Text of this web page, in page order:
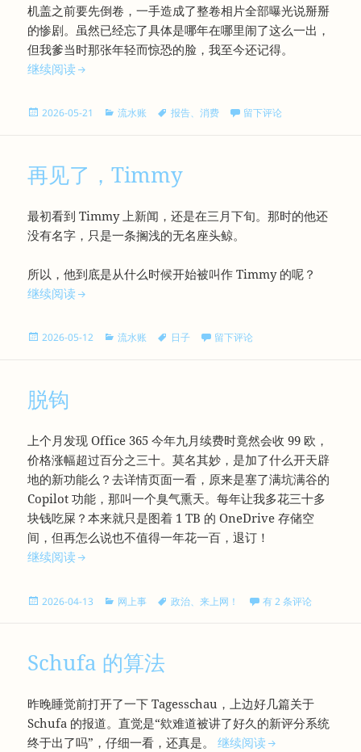
机盖之前要先倒卷，一手造成了整卷相片全部曝光说掰掰
的惨剧。虽然已经忘了具体是哪年在哪里闹了这么一出，
但我爹当时那张年轻而惊恐的脸，我至今还记得。
继续阅读我和照相机
发
2026-05-21
分
流水账
标
报告、消费 于我和照相机
留下评论
再见了，Timmy
最初看到 Timmy 上新闻，还是在三月下旬。那时的他还
没有名字，只是一条搁浅的无名座头鲸。
所以，他到底是从什么时候开始被叫作 Timmy 的呢？
继续阅读再见了，Timmy
发
2026-05-12
分
流水账
标
日子 于再见了，Timmy
留下评论
脱钩
上个月发现 Office 365 今年九月续费时竟然会收 99 欧，
价格涨幅超过百分之三十。莫名其妙，是加了什么开天辟
地的新功能么？去详情页面一看，原来是塞了满坑满谷的
Copilot 功能，那叫一个臭气熏天。每年让我多花三十多
块钱吃屎？本来就只是图着 1 TB 的 OneDrive 存储空
间，但再怎么说也不值得一年花一百，退订！
继续阅读脱钩
发
2026-04-13
分
网上事
标
政治、来上网！ 脱钩
有 2 条评论
Schufa 的算法
昨晚睡觉前打开了一下 Tagesschau，上边好几篇关于
Schufa 的报道。直觉是“欸难道被讲了好久的新评分系统
终于出了吗”，仔细一看，还真是。继续阅读Schufa 的算法